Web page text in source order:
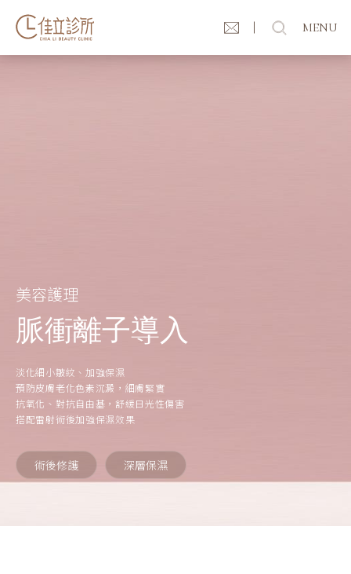
MENU
美容護理
脈衝離子導入
淡化細小皺紋、加強保濕
預防皮膚老化色素沉澱，細膚緊實
抗氧化、對抗自由基，舒緩日光性傷害
搭配雷射術後加強保濕效果
術後修護 深層保濕